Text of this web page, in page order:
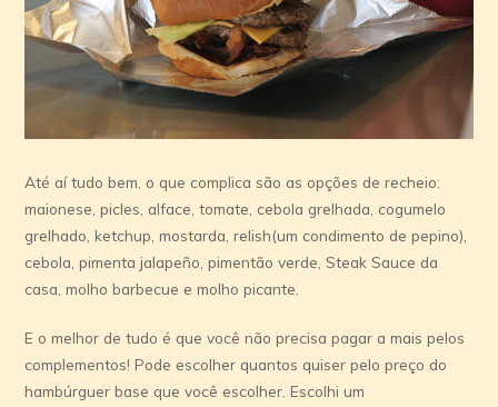
Até aí tudo bem, o que complica são as opções de recheio:
maionese, picles, alface, tomate, cebola grelhada, cogumelo
grelhado, ketchup, mostarda, relish(um condimento de pepino),
cebola, pimenta jalapeño, pimentão verde, Steak Sauce da
casa, molho barbecue e molho picante.
E o melhor de tudo é que você não precisa pagar a mais pelos
complementos! Pode escolher quantos quiser pelo preço do
hambúrguer base que você escolher. Escolhi um